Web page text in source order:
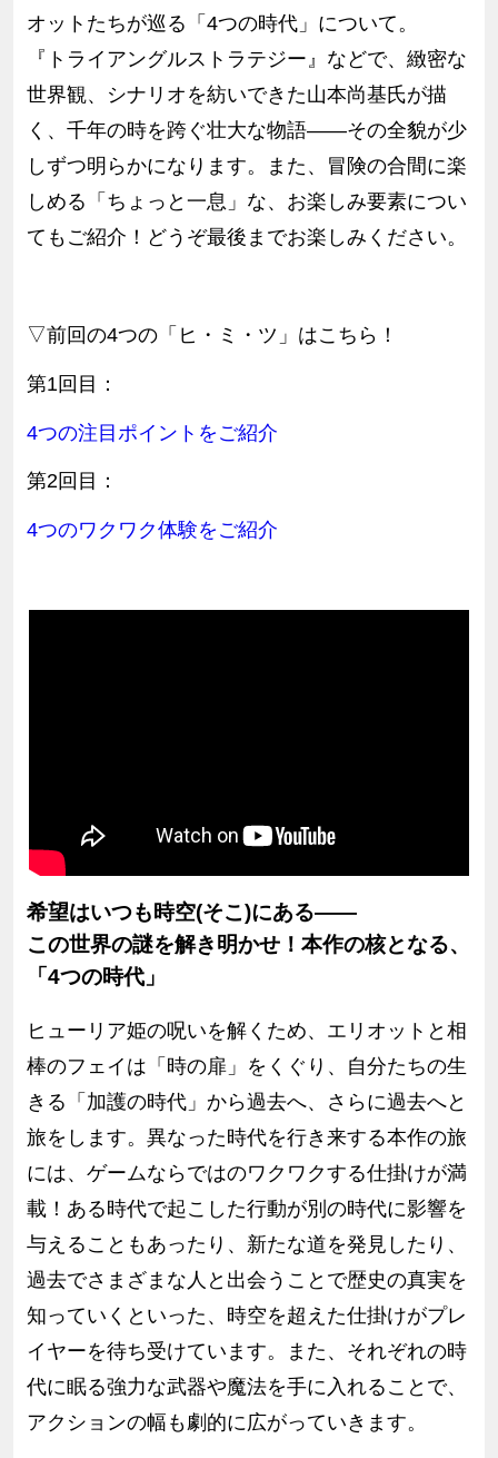
オットたちが巡る「4つの時代」について。
『トライアングルストラテジー』などで、緻密な
世界観、シナリオを紡いできた山本尚基氏が描
く、千年の時を跨ぐ壮大な物語――その全貌が少
しずつ明らかになります。また、冒険の合間に楽
しめる「ちょっと一息」な、お楽しみ要素につい
てもご紹介！どうぞ最後までお楽しみください。
▽前回の4つの「ヒ・ミ・ツ」はこちら！
第1回目：
4つの注目ポイントをご紹介
第2回目：
4つのワクワク体験を ご紹介
希望はいつも時空(そこ)にある――
この世界の謎を解き明かせ！本作の核となる、
「4つの時代」
ヒューリア姫の呪いを解くため、エリオットと相
棒のフェイは「時の扉」をくぐり、自分たちの生
きる「加護の時代」から過去へ、さらに過去へと
旅をします。異なった時代を行き来する本作の旅
には、ゲームならではのワクワクする仕掛けが満
載！ある時代で起こした行動が別の時代に影響を
与えることもあったり、新たな道を発見したり、
過去でさまざまな人と出会うことで歴史の真実を
知っていくといった、時空を超えた仕掛けがプレ
イヤーを待ち受けています。また、それぞれの時
代に眠る強力な武器や魔法を手に入れることで、
アクションの幅も劇的に広がっていきます。